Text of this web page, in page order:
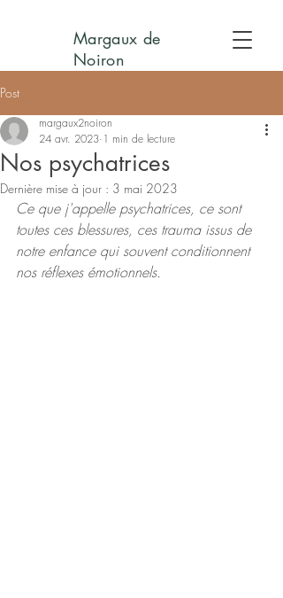
Margaux de
Noiron
Post
Nos psychatrices
margaux2noiron
24 avr. 2023 1 min de lecture
Dernière mise à jour : 3 mai 2023
Ce que j'appelle psychatrices, ce sont
toutes ces blessures, ces trauma issus de
notre enfance qui souvent conditionnent
nos réflexes émotionnels.